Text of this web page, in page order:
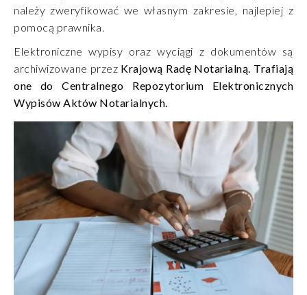
należy zweryfikować we własnym zakresie, najlepiej z
pomocą prawnika.
Elektroniczne wypisy oraz wyciągi z dokumentów są
archiwizowane przez Krajową Radę Notarialną. Trafiają
one do Centralnego Repozytorium Elektronicznych
Wypisów Aktów Notarialnych.